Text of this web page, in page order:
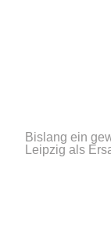
Bislang ein
Leipzig als